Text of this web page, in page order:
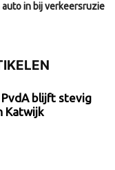
auto in bij verkeersruzie
blijft stevig
Katwijk